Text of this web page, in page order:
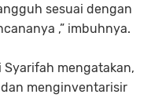
sesuai dengan
,” imbuhnya.
mengatakan,
menginventarisir